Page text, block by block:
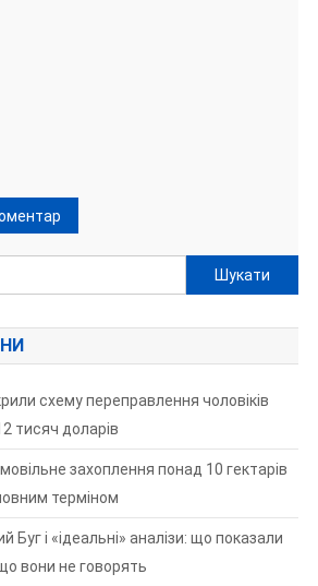
Пошук:
схему переправлення чоловіків
тисяч доларів
захоплення понад 10 гектарів
терміном
Буг і «ідеальні» аналізи: що показали
вони не говорять